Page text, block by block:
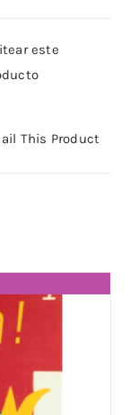
este
This Product